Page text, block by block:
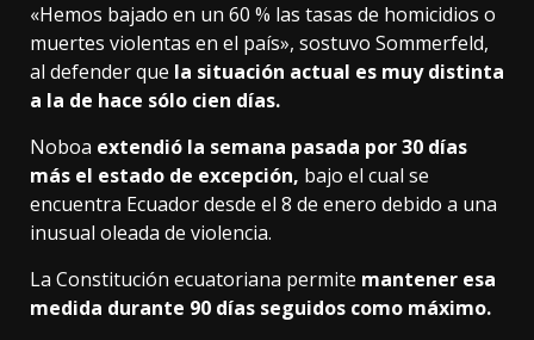
«Hemos bajado en un 60 % las tasas de homicidios o
muertes violentas en el país», sostuvo Sommerfeld,
al defender que la situación actual es muy distinta
a la de hace sólo cien días.
Noboa extendió la semana pasada por 30 días
más el estado de excepción, bajo el cual se
encuentra Ecuador desde el 8 de enero debido a una
inusual oleada de violencia.
La Constitución ecuatoriana permite mantener esa
medida durante 90 días seguidos como máximo.